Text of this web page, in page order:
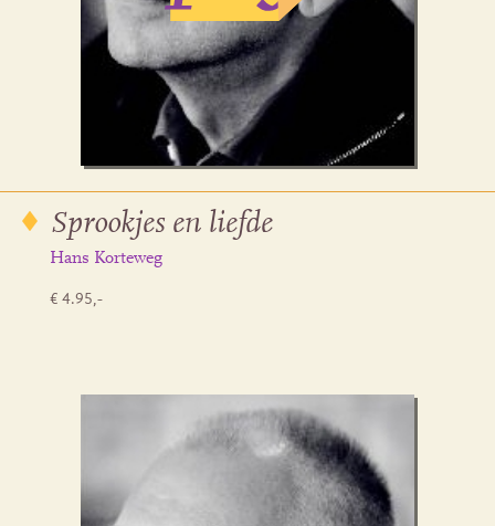
Sprookjes en liefde
Hans Korteweg
€ 4.95,-